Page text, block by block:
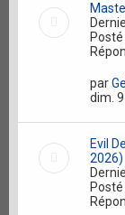
par
dim.
Evil
2026)